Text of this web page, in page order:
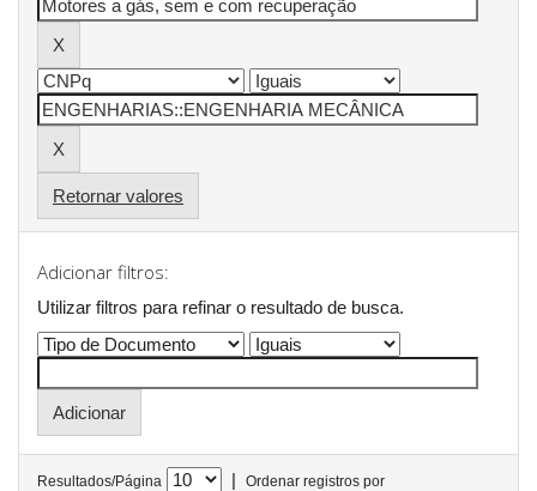
Retornar valores
Adicionar filtros:
Utilizar filtros para refinar o resultado de busca.
Resultados/Página |
Ordenar registros por